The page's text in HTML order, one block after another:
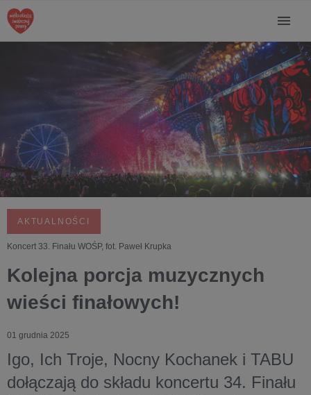
AKTUALNOŚCI
Koncert 33. Finału WOŚP, fot. Paweł Krupka
Kolejna porcja muzycznych
wieści finałowych!
01 grudnia 2025
Igo, Ich Troje, Nocny Kochanek i TABU
dołączają do składu koncertu 34. Finału